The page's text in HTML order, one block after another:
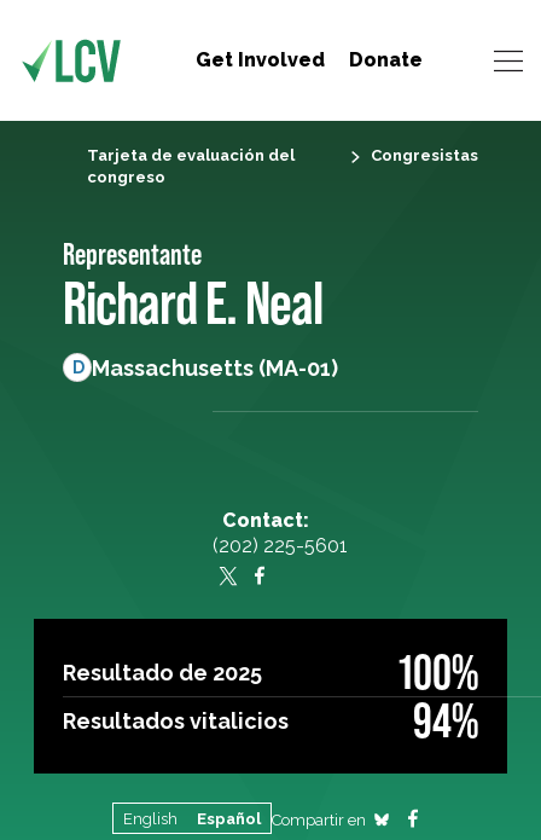
Get Involved Donate
Tarjeta de evaluación del
congreso
Congresistas
Representante
Richard E. Neal
D Massachusetts (MA-01)
Contact:
(202) 225-5601
Resultado de 2025 100%
Resultados vitalicios 94%
English Español Compartir en